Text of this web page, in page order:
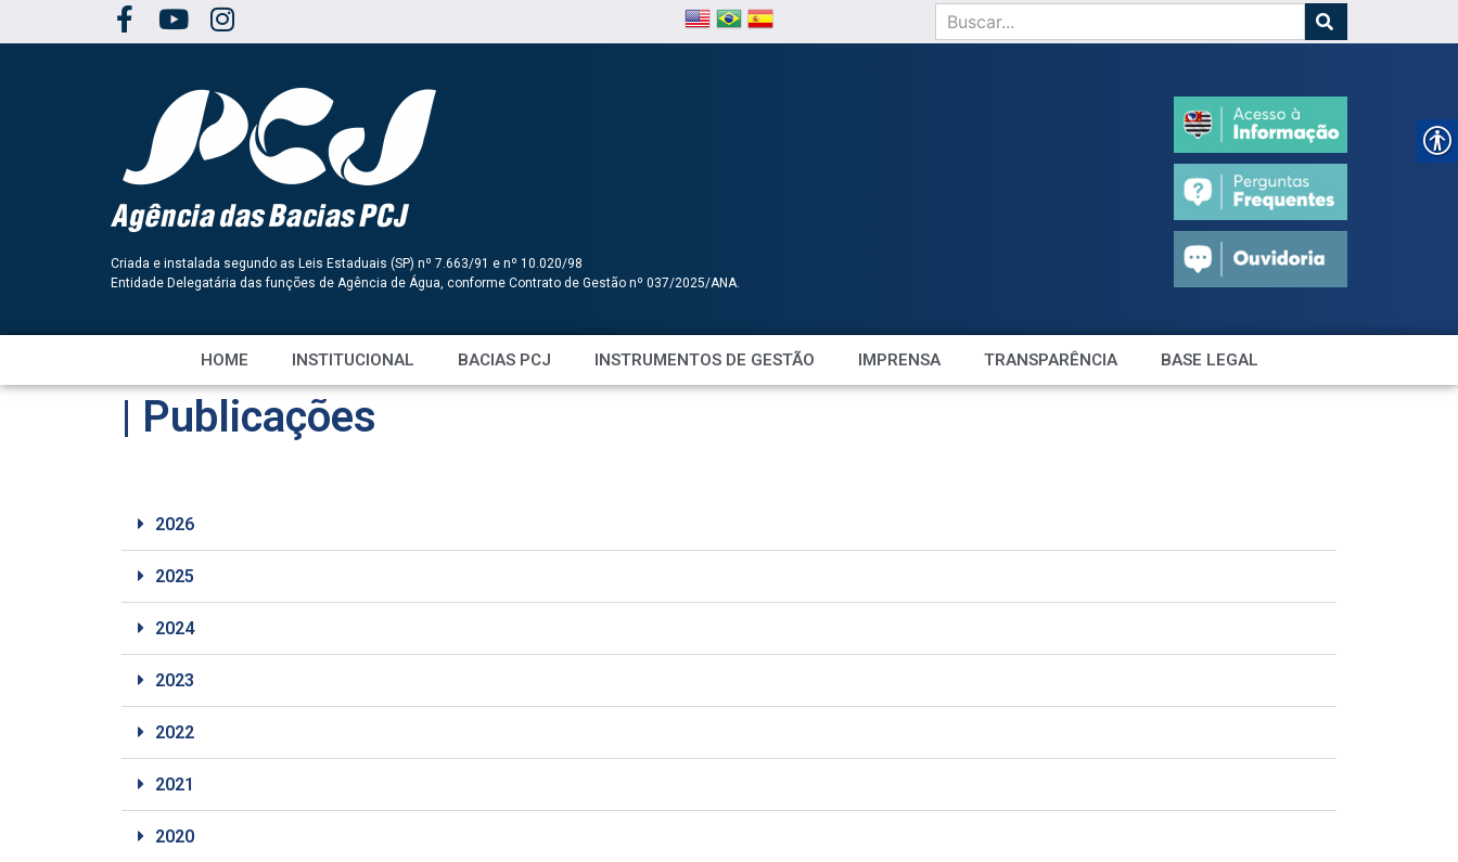
Criada e instalada segundo as Leis Estaduais (SP) nº 7.663/91 e nº 10.020/98
Entidade Delegatária das funções de Agência de Água, conforme Contrato de Gestão nº 037/2025/ANA.
HOME INSTITUCIONAL BACIAS PCJ INSTRUMENTOS DE GESTÃO IMPRENSA TRANSPARÊNCIA BASE LEGAL
| Publicações
2026
2025
2024
2023
2022
2021
2020